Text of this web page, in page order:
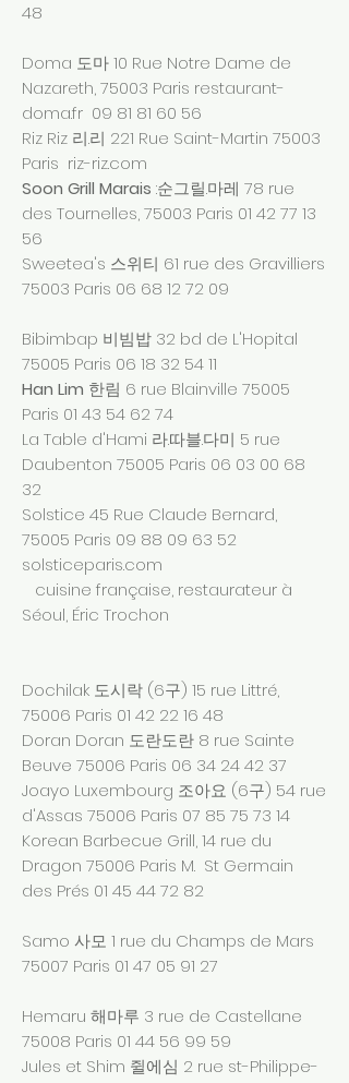
48
Doma 도마 10 Rue Notre Dame de
Nazareth, 75003 Paris restaurant-
doma.fr 09 81 81 60 56
Riz Riz 리.리 221 Rue Saint-Martin 75003
Paris riz-riz.com
Soon Grill Marais :순그릴.마레 78 rue
des Tournelles, 75003 Paris 01 42 77 13
56
Sweetea's 스위티 61 rue des Gravilliers
75003 Paris 06 68 12 72 09
Bibimbap 비빔밥 32 bd de L'Hopital
75005 Paris 06 18 32 54 11
Han Lim 한림 6 rue Blainville 75005
Paris 01 43 54 62 74
La Table d'Hami 라.따블.다미 5 rue
Daubenton 75005 Paris 06 03 00 68
32
Solstice 45 Rue Claude Bernard,
75005 Paris 09 88 09 63 52
solsticeparis.com
cuisine française, restaurateur à
Séoul, Éric Trochon
Dochilak 도시락 (6구) 15 rue Littré,
75006 Paris 01 42 22 16 48
Doran Doran 도란도란 8 rue Sainte
Beuve 75006 Paris 06 34 24 42 37
Joayo Luxembourg 조아요 (6구) 54 rue
d'Assas 75006 Paris 07 85 75 73 14
Korean Barbecue Grill, 14 rue du
Dragon 75006 Paris M. St Germain
des Prés 01 45 44 72 82
Samo 사모 1 rue du Champs de Mars
75007 Paris 01 47 05 91 27
Hemaru 해마루 3 rue de Castellane
75008 Paris 01 44 56 99 59
Jules et Shim 쥘에심 2 rue st-Philippe-